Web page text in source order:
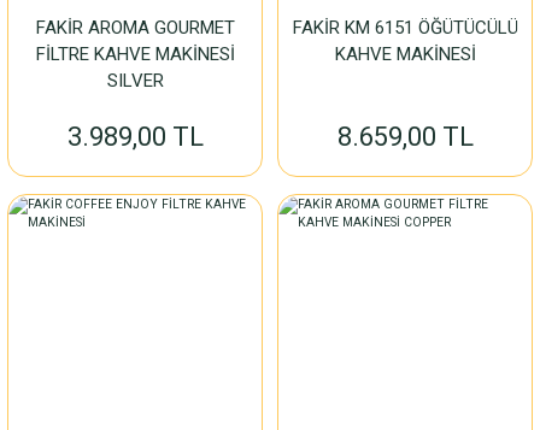
FAKİR AROMA GOURMET
FİLTRE KAHVE MAKİNESİ
SILVER
3.989,00 TL
FAKİR KM 6151 ÖĞÜTÜCÜLÜ
KAHVE MAKİNESİ
8.659,00 TL